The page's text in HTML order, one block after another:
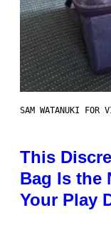
SAM WATANUKI FOR
This
Bag Is the
Your Play